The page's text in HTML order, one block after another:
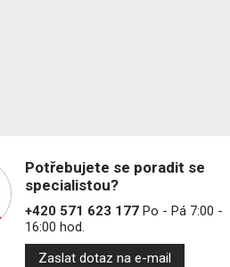
Potřebujete se poradit se
specialistou?
+420 571 623 177Po - Pá 7:00 -
16:00 hod.
Zaslat dotaz na e-mail